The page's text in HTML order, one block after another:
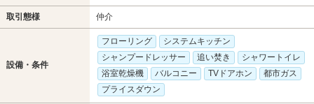
取引態様 仲介
設備・条件
フローリング
システムキッチン
シャンプードレッサー
追い焚き
シャワートイレ
浴室乾燥機
バルコニー TVドアホン
都市ガス
プライスダウン